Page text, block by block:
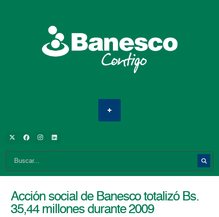
Acción social de Banesco totalizó Bs.
35,44 millones durante 2009